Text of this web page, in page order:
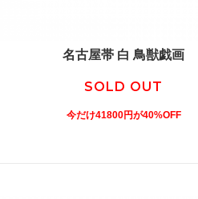
名古屋帯 白 鳥獣戯画
SOLD OUT
今だけ41800円が40%OFF